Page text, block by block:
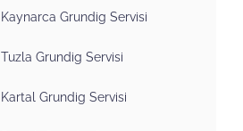
Kaynarca Grundig Servisi
Tuzla Grundig Servisi
Kartal Grundig Servisi